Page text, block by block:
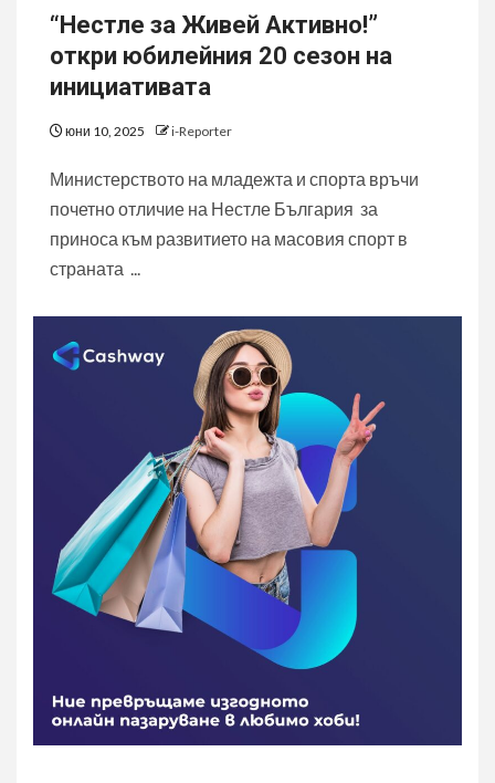
“Нестле за Живей Aктивно!”
откри юбилейния 20 сезон на
инициативата
юни 10, 2025 i-Reporter
Министерството на младежта и спорта връчи
почетно отличие на Нестле България за
приноса към развитието на масовия спорт в
страната ...